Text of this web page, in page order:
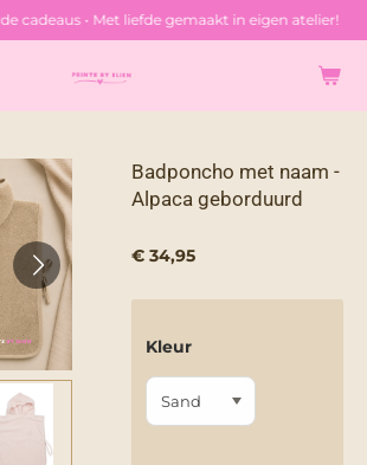
cadeaus • Met liefde gemaakt in eigen atelier!
Badponcho met naam -
Alpaca geborduurd
€ 34,95
Kleur